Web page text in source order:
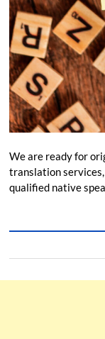
We are ready for
translation
qualified native